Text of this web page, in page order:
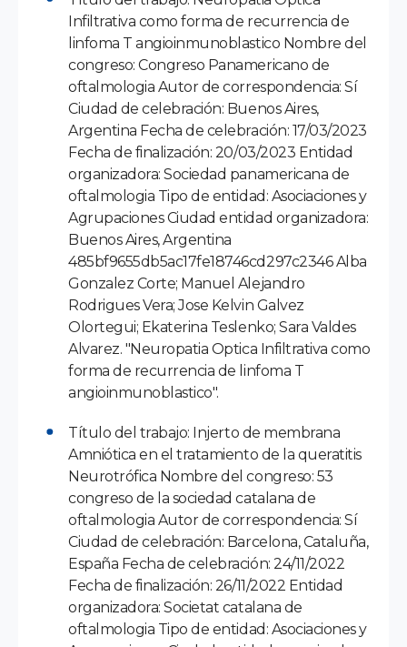
Infiltrativa como forma de recurrencia de
linfoma T angioinmunoblastico Nombre del
congreso: Congreso Panamericano de
oftalmologia Autor de correspondencia: Sí
Ciudad de celebración: Buenos Aires,
Argentina Fecha de celebración: 17/03/2023
Fecha de finalización: 20/03/2023 Entidad
organizadora: Sociedad panamericana de
oftalmologia Tipo de entidad: Asociaciones y
Agrupaciones Ciudad entidad organizadora:
Buenos Aires, Argentina
485bf9655db5ac17fe18746cd297c2346 Alba
Gonzalez Corte; Manuel Alejandro
Rodrigues Vera; Jose Kelvin Galvez
Olortegui; Ekaterina Teslenko; Sara Valdes
Alvarez. "Neuropatia Optica Infiltrativa como
forma de recurrencia de linfoma T
angioinmunoblastico".
Título del trabajo: Injerto de membrana
Amniótica en el tratamiento de la queratitis
Neurotrófica Nombre del congreso: 53
congreso de la sociedad catalana de
oftalmologia Autor de correspondencia: Sí
Ciudad de celebración: Barcelona, Cataluña,
España Fecha de celebración: 24/11/2022
Fecha de finalización: 26/11/2022 Entidad
organizadora: Societat catalana de
oftalmologia Tipo de entidad: Asociaciones y